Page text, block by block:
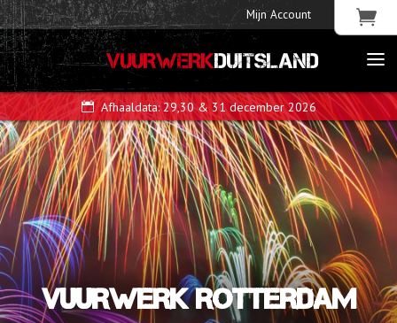
Mijn Account
VUURWERK ROTTERDAM
VUURWERKDUITSLAND
Afhaaldata: 29,30 & 31 december 2026